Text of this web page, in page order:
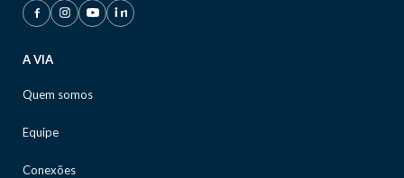
A VIA
Quem somos
Equipe
Conexões